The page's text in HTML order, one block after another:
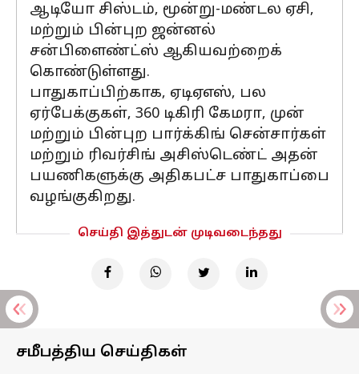
ஆடியோ சிஸ்டம், மூன்று-மண்டல ஏசி,
மற்றும் பின்புற ஜன்னல்
சன்பிளைண்ட்ஸ் ஆகியவற்றைக்
கொண்டுள்ளது.
பாதுகாப்பிற்காக, ஏடிஏஎஸ், பல
ஏர்பேக்குகள், 360 டிகிரி கேமரா, முன்
மற்றும் பின்புற பார்க்கிங் சென்சார்கள்
மற்றும் ரிவர்சிங் அசிஸ்டெண்ட் அதன்
பயணிகளுக்கு அதிகபட்ச பாதுகாப்பை
வழங்குகிறது.
செய்தி இத்துடன் முடிவடைந்தது
சமீபத்திய செய்திகள்